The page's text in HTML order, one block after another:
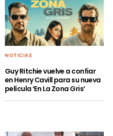
NOTICIAS
Guy Ritchie vuelve a confiar
en Henry Cavill para su nueva
película ‘En La Zona Gris’